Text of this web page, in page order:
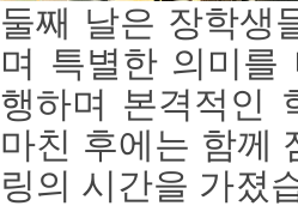
둘째 날은 장학생
며 특별한 의미를
행하며 본격적인
마친 후에는 함께
링의 시간을 가졌